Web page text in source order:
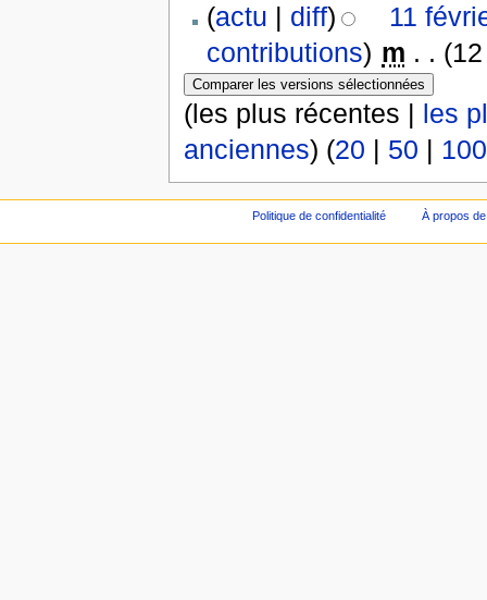
(actu | diff)
11
contributions) m . .
(les plus récentes | les
anciennes) (20 | 50 | 100
Politique de confidentialité À propos